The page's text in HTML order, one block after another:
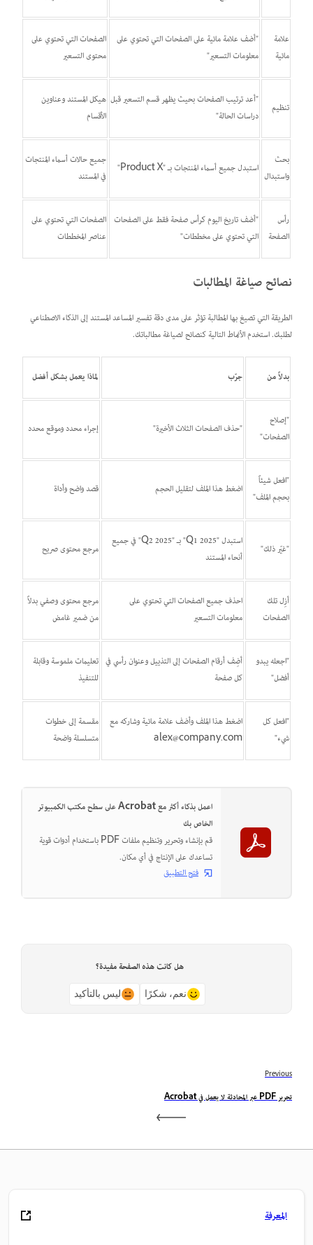
علامة
مائية
"أضف علامة مائية على الصفحات التي تحتوي على
معلومات التسعير"
الصفحات التي تحتوي على
محتوى التسعير
تنظيم
"أعد ترتيب الصفحات بحيث يظهر قسم التسعير قبل
دراسات الحالة"
هيكل المستند وعناوين
الأقسام
بحث
واستبدال
استبدل جميع أسماء المنتجات بـ "Product X"
جميع حالات أسماء المنتجات
في المستند
رأس
الصفحة
"أضف تاريخ اليوم كرأس صفحة فقط على الصفحات
التي تحتوي على مخططات"
الصفحات التي تحتوي على
عناصر المخططات
نصائح صياغة المطالبات
الطريقة التي تصيغ بها المطالبة تؤثر على مدى دقة تفسير المساعد المستند إلى الذكاء الاصطناعي
لطلبك. استخدم الأنماط التالية كنصائح لصياغة مطالباتك.
بدلاً من جرّب لماذا يعمل بشكل أفضل
"إصلاح
الصفحات"
"حذف الصفحات الثلاث الأخيرة" إجراء محدد وموقع محدد
"افعل شيئاً
بحجم الملف"
اضغط هذا الملف لتقليل الحجم قصد واضح وأداة
"غيّر ذلك"
استبدل "Q1 2025" بـ "Q2 2025" في جميع
أنحاء المستند
مرجع محتوى صريح
أزِل تلك
الصفحات
احذف جميع الصفحات التي تحتوي على
معلومات التسعير
مرجع محتوى وصفي بدلاً
من ضمير غامض
"اجعله يبدو
أفضل"
أضِف أرقام الصفحات إلى التذييل وعنوان رأسي في
كل صفحة
تعليمات ملموسة وقابلة
للتنفيذ
"افعل كل
شيء"
اضغط هذا الملف وأضف علامة مائية وشاركه مع
alex@company.com
مقسمة إلى خطوات
متسلسلة واضحة
اعمل بذكاء أكثر مع Acrobat على سطح مكتب الكمبيوتر
الخاص بك
قم بإنشاء وتحرير وتنظيم ملفات PDF باستخدام أدوات قوية
تساعدك على الإنتاج في أي مكان.
فتح التطبيق
هل كانت هذه الصفحة مفيدة؟
نعم، شكرًا ليس بالتأكيد
Previous
تحرير PDF عبر المحادثة لا يعمل في Acrobat
المعرفة